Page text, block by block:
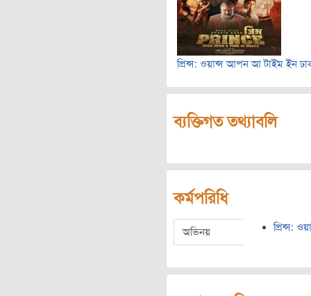
প্রিন্স: ওয়ান্স আপন আ টাইম ইন
ব্যক্তিগত তথ্যাবলি
কর্মপরিধি
অভিনয় প্রিন্স: